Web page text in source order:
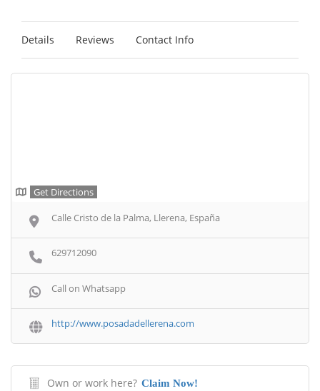
Details Reviews Contact Info
Get Directions
Calle Cristo de la Palma, Llerena, España
629712090
Call on Whatsapp
http://www.posadadellerena.com
Own or work here? Claim Now!